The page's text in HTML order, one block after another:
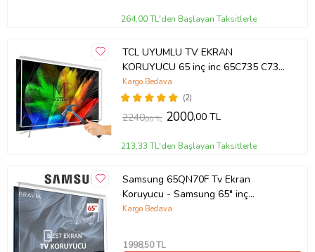
264,00 TL'den Başlayan Taksitlerle
TCL UYUMLU TV EKRAN
KORUYUCU 65 inç inc 65C735 C735
TCL QLED 4K TV
(2)
Kargo Bedava
2240,00 TL 2000,00 TL
213,33 TL'den Başlayan Taksitlerle
Samsung 65QN70F Tv Ekran
Koruyucu - Samsung 65" inç
KIRILMAZ QLED KORUYUCU
Kargo Bedava
1998,50 TL